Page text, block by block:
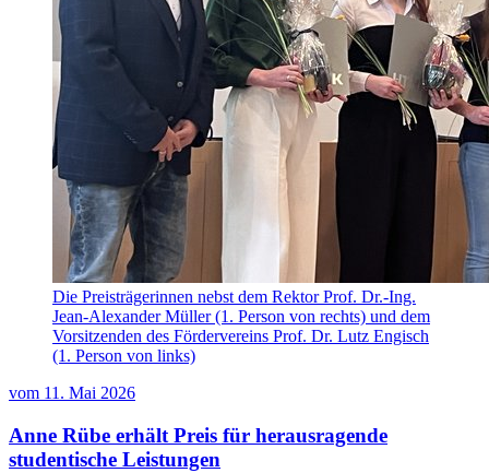
Die Preisträgerinnen nebst dem Rektor Prof. Dr.-Ing.
Jean-Alexander Müller (1. Person von rechts) und dem
Vorsitzenden des Fördervereins Prof. Dr. Lutz Engisch
(1. Person von links)
vom 11. Mai 2026
Anne Rübe erhält Preis für herausragende
studentische Leistungen